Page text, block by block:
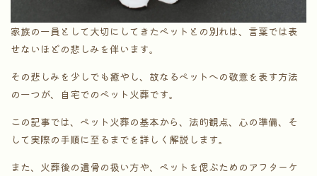
家族の一員として大切にしてきたペットとの別れは、言葉では表
せないほどの悲しみを伴います。
その悲しみを少しでも癒やし、故なるペットへの敬意を表す方法
の一つが、自宅でのペット火葬です。
この記事では、ペット火葬の基本から、法的観点、心の準備、そ
して実際の手順に至るまでを詳しく解説します。
また、火葬後の遺骨の扱い方や、ペットを偲ぶためのアフターケ